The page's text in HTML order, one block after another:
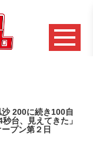
沙 200に続き100自
台、見えてきた」
プン第２日